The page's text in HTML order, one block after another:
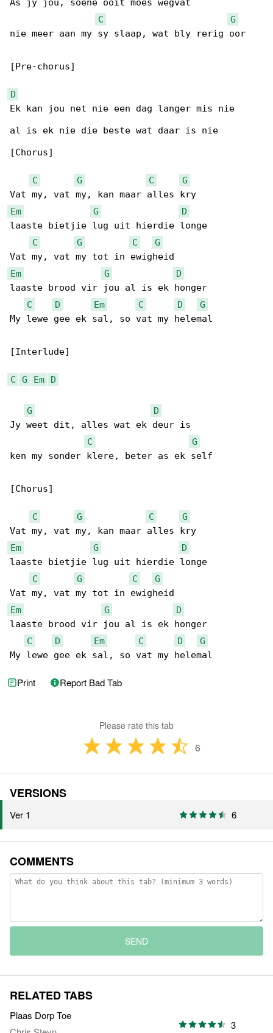
As jy jou, soene ooit moes wegvat
C
G
nie meer aan my sy slaap, wat bly rerig oor
[Pre-chorus]
D
Ek kan jou net nie een dag langer mis nie
al is ek nie die beste wat daar is nie
[Chorus]
C G C
G
Em
G
D
laaste bietjie lug uit hierdie longe
C
G C
G
Em
G
D
laaste brood vir jou al is ek honger
C
D Em C D
G
My lewe gee ek sal, so vat my helemal
[Interlude]
C G Em D
G
D
Jy weet dit, alles wat ek deur is
C
G
ken my sonder klere, beter as ek self
[Chorus]
C G C
G
Em
G
D
laaste bietjie lug uit hierdie longe
C
G C
G
Em
G
D
laaste brood vir jou al is ek honger
C
D Em C D
G
My lewe gee ek sal, so vat my helemal
Print Report Bad Tab
Please rate this tab
6
VERSIONS
Ver 1 6
COMMENTS
SEND
RELATED TABS
Plaas Dorp Toe
3